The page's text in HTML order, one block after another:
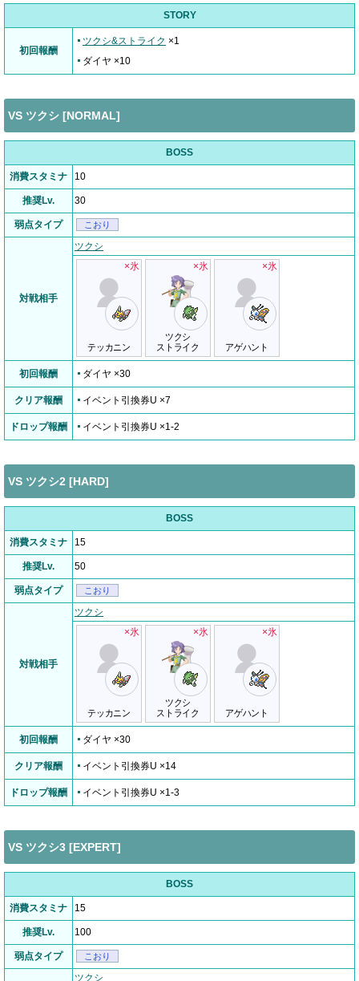
STORY
初回報酬
ツクシ&ストライク ×1
ダイヤ ×10
VS ツクシ [NORMAL]
BOSS
消費スタミナ 10
推奨Lv. 30
弱点タイプ こおり
対戦相手
ツクシ
テッカニン
×氷
ツクシ
ストライク
×氷
アゲハント
×氷
初回報酬 ダイヤ ×30
クリア報酬 イベント引換券U ×7
ドロップ報酬 イベント引換券U ×1-2
VS ツクシ2 [HARD]
BOSS
消費スタミナ 15
推奨Lv. 50
弱点タイプ こおり
対戦相手
ツクシ
テッカニン
×氷
ツクシ
ストライク
×氷
アゲハント
×氷
初回報酬 ダイヤ ×30
クリア報酬 イベント引換券U ×14
ドロップ報酬 イベント引換券U ×1-3
VS ツクシ3 [EXPERT]
BOSS
消費スタミナ 15
推奨Lv. 100
弱点タイプ こおり
ツクシ